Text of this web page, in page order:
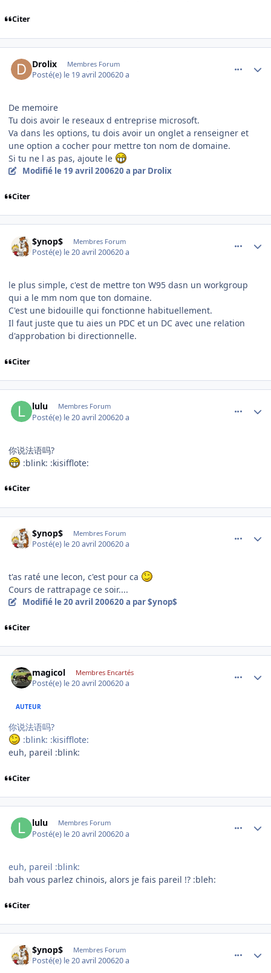
Citer
Drolix Membres Forum
Posté(e) le 19 avril 200620 a
De memoire
Tu dois avoir le reseaux d entreprise microsoft.
Va dans les options, tu dois avoir un onglet a renseigner et
une option a cocher pour mettre ton nom de domaine.
Si tu ne l as pas, ajoute le
Modifié le 19 avril 200620 a par Drolix
Citer
$ynop$ Membres Forum
Posté(e) le 20 avril 200620 a
le plus simple, c'est de mettre ton W95 dasn un workgroup
qui a le mm nom que ton domaine.
C'est une bidouille qui fonctionne habituellement.
Il faut juste que tu aies un PDC et un DC avec une relation
d'approbation bi directionnelle.
Citer
lulu Membres Forum
Posté(e) le 20 avril 200620 a
你说法语吗?
:blink: :kisifflote:
Citer
$ynop$ Membres Forum
Posté(e) le 20 avril 200620 a
t'as raté une lecon, c'est pour ca
Cours de rattrapage ce soir....
Modifié le 20 avril 200620 a par $ynop$
Citer
magicol Membres Encartés
Posté(e) le 20 avril 200620 a
AUTEUR
你说法语吗?
:blink: :kisifflote:
euh, pareil :blink:
Citer
lulu Membres Forum
Posté(e) le 20 avril 200620 a
euh, pareil :blink:
bah vous parlez chinois, alors je fais pareil !? :bleh:
Citer
$ynop$ Membres Forum
Posté(e) le 20 avril 200620 a